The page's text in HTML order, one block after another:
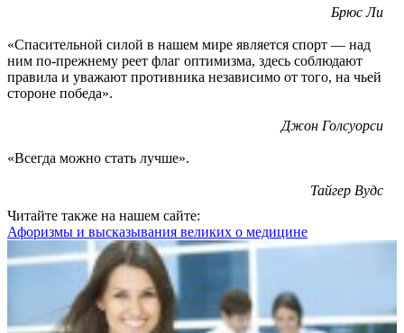
Брюс Ли
«Спасительной силой в нашем мире является спорт — над
ним по-прежнему реет флаг оптимизма, здесь соблюдают
правила и уважают противника независимо от того, на чьей
стороне победа».
Джон Голсуорси
«Всегда можно стать лучше».
Тайгер Вудс
Читайте также на нашем сайте:
Афоризмы и высказывания великих о медицине